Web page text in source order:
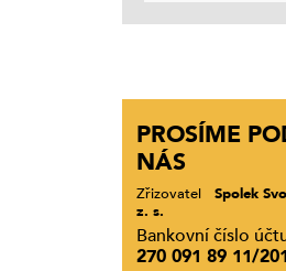
PROSÍME
NÁS
Zřizovatel
Spolek
z. s.
Bankovní číslo
270 091 89 11/